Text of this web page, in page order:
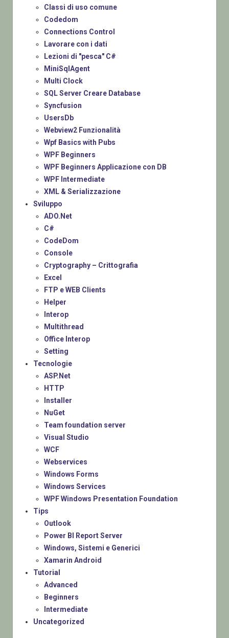
Classi di uso comune
Codedom
Connections Control
Lavorare con i dati
Lezioni di "pesca" C#
MiniSqlAgent
Multi Clock
SQL Server Creare Database
Syncfusion
UsersDb
Webview2 Funzionalità
Wpf Basics with Pubs
WPF Beginners
WPF Beginners Applicazione con DB
WPF Intermediate
XML & Serializzazione
Sviluppo
ADO.Net
C#
CodeDom
Console
Cryptography – Crittografia
Excel
FTP e WEB Clients
Helper
Interop
Multithread
Office Interop
Setting
Tecnologie
ASP.Net
HTTP
Installer
NuGet
Team foundation server
Visual Studio
WCF
Webservices
Windows Forms
Windows Services
WPF Windows Presentation Foundation
Tips
Outlook
Power BI Report Server
Windows, Sistemi e Generici
Xamarin Android
Tutorial
Advanced
Beginners
Intermediate
Uncategorized